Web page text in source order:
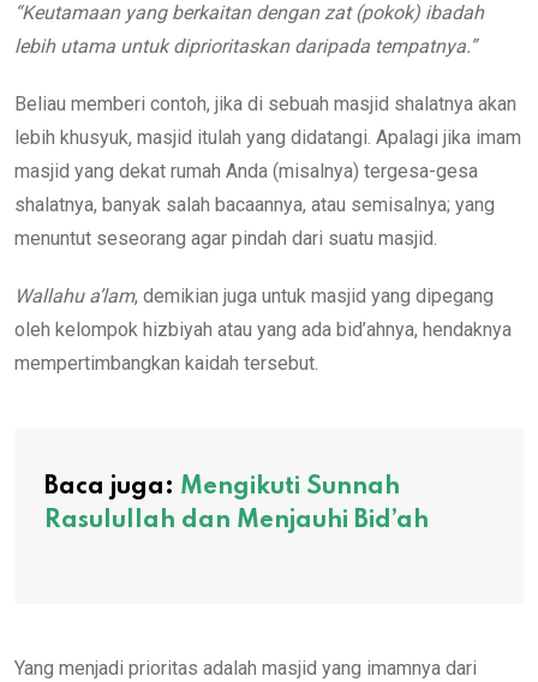
“Keutamaan yang berkaitan dengan zat (pokok) ibadah
lebih utama untuk diprioritaskan daripada tempatnya.”
Beliau memberi contoh, jika di sebuah masjid shalatnya akan
lebih khusyuk, masjid itulah yang didatangi. Apalagi jika imam
masjid yang dekat rumah Anda (misalnya) tergesa-gesa
shalatnya, banyak salah bacaannya, atau semisalnya; yang
menuntut seseorang agar pindah dari suatu masjid.
Wallahu a’lam, demikian juga untuk masjid yang dipegang
oleh kelompok hizbiyah atau yang ada bid’ahnya, hendaknya
mempertimbangkan kaidah tersebut.
Baca juga: Mengikuti Sunnah
Rasulullah dan Menjauhi Bid’ah
Yang menjadi prioritas adalah masjid yang imamnya dari